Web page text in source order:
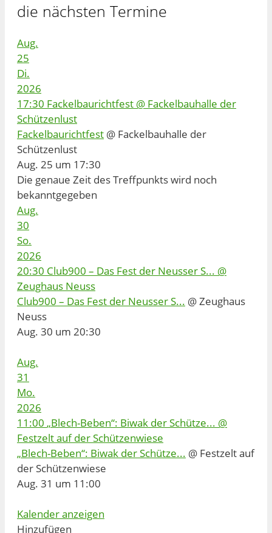
die nächsten Termine
Aug.
25
Di.
2026
17:30 Fackelbaurichtfest @ Fackelbauhalle der
Schützenlust
Fackelbaurichtfest @ Fackelbauhalle der
Schützenlust
Aug. 25 um 17:30
Die genaue Zeit des Treffpunkts wird noch
bekanntgegeben
Aug.
30
So.
2026
20:30 Club900 – Das Fest der Neusser S... @
Zeughaus Neuss
Club900 – Das Fest der Neusser S... @ Zeughaus
Neuss
Aug. 30 um 20:30
Aug.
31
Mo.
2026
11:00 „Blech-Beben“: Biwak der Schütze... @
Festzelt auf der Schützenwiese
„Blech-Beben“: Biwak der Schütze... @ Festzelt auf
der Schützenwiese
Aug. 31 um 11:00
Kalender anzeigen
Hinzufügen